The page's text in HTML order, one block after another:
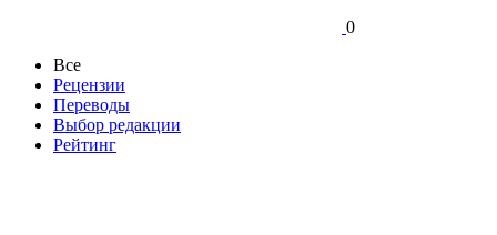
0
Все
Рецензии
Переводы
Выбор редакции
Рейтинг